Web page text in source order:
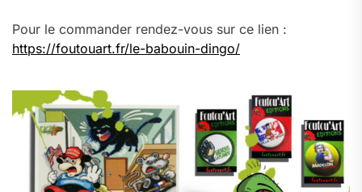
Pour le commander rendez-vous sur ce lien :
https://foutouart.fr/le-babouin-dingo/